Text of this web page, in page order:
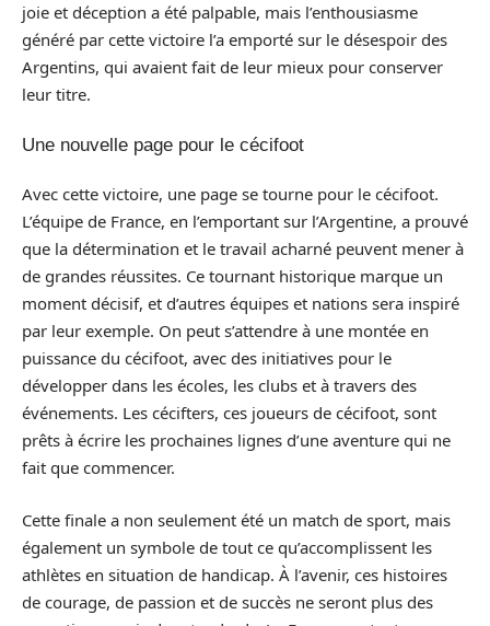
joie et déception a été palpable, mais l’enthousiasme
généré par cette victoire l’a emporté sur le désespoir des
Argentins, qui avaient fait de leur mieux pour conserver
leur titre.
Une nouvelle page pour le cécifoot
Avec cette victoire, une page se tourne pour le cécifoot.
L’équipe de France, en l’emportant sur l’Argentine, a prouvé
que la détermination et le travail acharné peuvent mener à
de grandes réussites. Ce tournant historique marque un
moment décisif, et d’autres équipes et nations sera inspiré
par leur exemple. On peut s’attendre à une montée en
puissance du cécifoot, avec des initiatives pour le
développer dans les écoles, les clubs et à travers des
événements. Les cécifters, ces joueurs de cécifoot, sont
prêts à écrire les prochaines lignes d’une aventure qui ne
fait que commencer.
Cette finale a non seulement été un match de sport, mais
également un symbole de tout ce qu’accomplissent les
athlètes en situation de handicap. À l’avenir, ces histoires
de courage, de passion et de succès ne seront plus des